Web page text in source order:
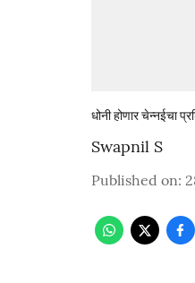
धोनी होणार चेन्नईचा
Swapnil S
Published on: